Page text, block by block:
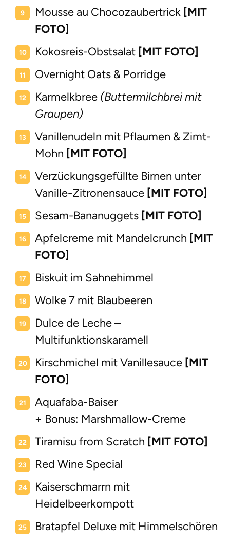
Mousse au Chocozaubertrick [MIT
FOTO]
Kokosreis-Obstsalat [MIT FOTO]
Overnight Oats & Porridge
Karmelkbree (Buttermilchbrei mit
Graupen)
Vanillenudeln mit Pflaumen & Zimt-
Mohn [MIT FOTO]
Verzückungsgefüllte Birnen unter
Vanille-Zitronensauce [MIT FOTO]
Sesam-Bananuggets [MIT FOTO]
Apfelcreme mit Mandelcrunch [MIT
FOTO]
Biskuit im Sahnehimmel
Wolke 7 mit Blaubeeren
Dulce de Leche –
Multifunktionskaramell
Kirschmichel mit Vanillesauce [MIT
FOTO]
Aquafaba-Baiser
+ Bonus: Marshmallow-Creme
Tiramisu from Scratch [MIT FOTO]
Red Wine Special
Kaiserschmarrn mit
Heidelbeerkompott
Bratapfel Deluxe mit Himmelschören